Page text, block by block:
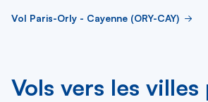
Vol Paris-Orly - Cayenne (ORY-CAY)
Vols vers les villes